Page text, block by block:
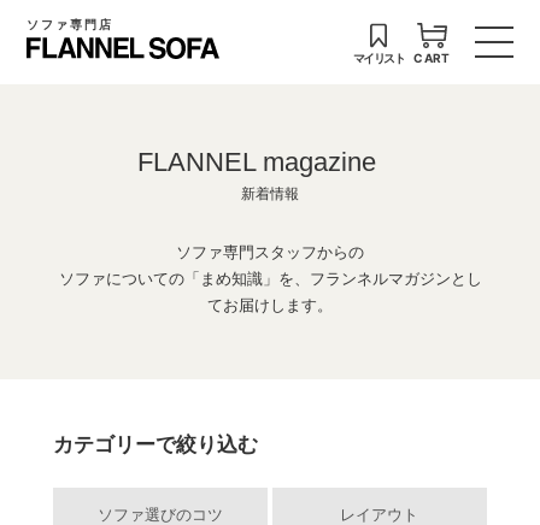
ソファ専門店
マイリスト CART
FLANNEL magazine
新着情報
ソファ専門スタッフからの
ソファについての「まめ知識」を、フランネルマガジンとし
てお届けします。
カテゴリーで絞り込む
ソファ選びのコツ レイアウト